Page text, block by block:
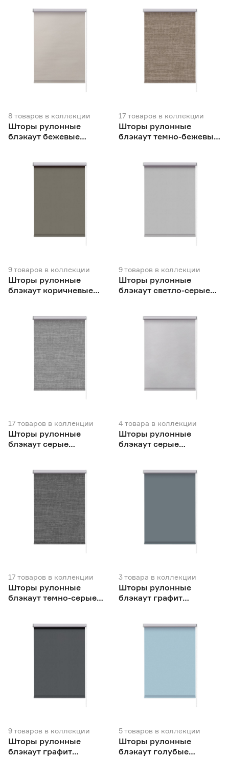
8 товаров в коллекции
Шторы рулонные
блэкаут бежевые
17 товаров в коллекции
Шторы рулонные
блэкаут темно-бежевые
9товаров в коллекции
Шторы рулонные
блэкаут коричневые
9товаров в коллекции
Шторы рулонные
блэкаут светло-серые
17 товаров в коллекции
Шторы рулонные
блэкаут серые
4 товара в коллекции
Шторы рулонные
блэкаут серые
17 товаров в коллекции
Шторы рулонные
блэкаут темно-серые
3товара в коллекции
Шторы рулонные
блэкаут графит
9товаров в коллекции
Шторы рулонные
блэкаут графит
5товаров в коллекции
Шторы рулонные
блэкаут голубые